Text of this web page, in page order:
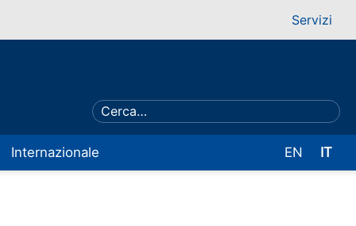
Servizi
Internazionale EN IT